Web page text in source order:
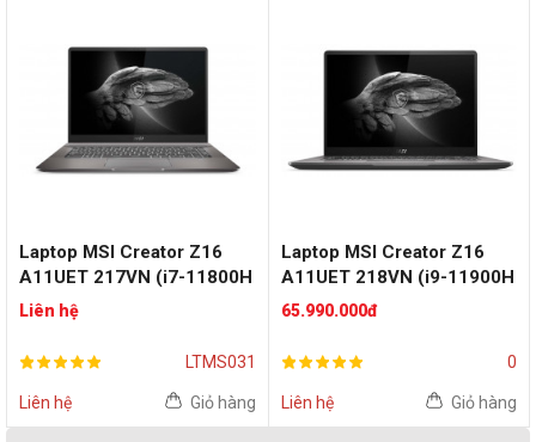
Laptop MSI Creator Z16
A11UET 217VN (i7-11800H
| RAM 32GB | SSD 1TB |
RTX 3060 6GB | 16" QHD+ |
Win10 | Lunar Gray)
Liên hệ
LTMS031
Liên hệ Giỏ hàng
Laptop MSI Creator Z16
A11UET 218VN (i9-11900H
| RAM 32GB | SSD 1TB |
Win10 | Lunar Gray)
65.990.000đ
0
Liên hệ Giỏ hàng